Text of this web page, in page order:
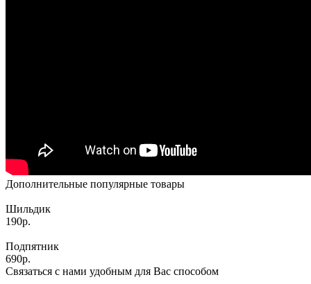
Дополнительные популярные товары
Шильдик
190р.
Подпятник
690р.
Связаться с нами удобным для Вас способом